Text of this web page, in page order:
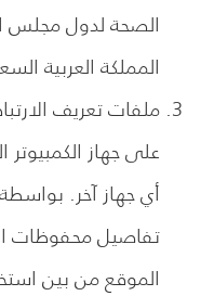
الصحة لدول مجلس
المملكة العربية
ملفات تعريف
على جهاز
أي جهاز آخر.
تفاصيل محفوظات
الموقع من بين